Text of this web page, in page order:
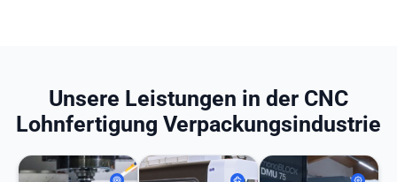
Unsere Leistungen in der CNC
Lohnfertigung Verpackungsindustrie